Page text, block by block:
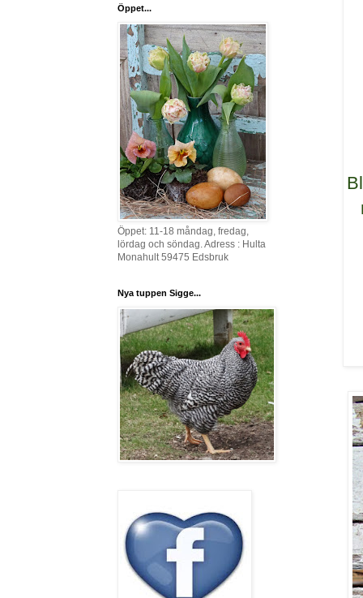
Öppet...
Öppet: 11-18 måndag, fredag,
lördag och söndag. Adress : Hulta
Monahult 59475 Edsbruk
Nya tuppen Sigge...